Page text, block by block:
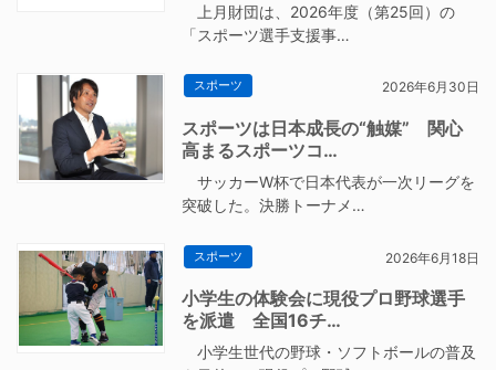
上月財団は、2026年度（第25回）の
「スポーツ選手支援事…
スポーツ 2026年6月30日
スポーツは日本成長の“触媒” 関心
高まるスポーツコ…
サッカーW杯で日本代表が一次リーグを
突破した。決勝トーナメ…
スポーツ 2026年6月18日
小学生の体験会に現役プロ野球選手
を派遣 全国16チ…
小学生世代の野球・ソフトボールの普及